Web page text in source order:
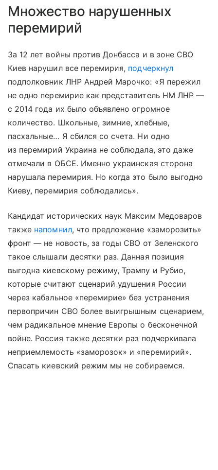
Множество нарушенных
перемирий
За 12 лет войны против Донбасса и в зоне СВО
Киев нарушил все перемирия, подчеркнул
подполковник ЛНР Андрей Марочко: «Я пережил
не одно перемирие как представитель НМ ЛНР —
с 2014 года их было объявлено огромное
количество. Школьные, зимние, хлебные,
пасхальные… Я сбился со счета. Ни одно
из перемирий Украина не соблюдала, это даже
отмечали в ОБСЕ. Именно украинская сторона
нарушала перемирия. Но когда это было выгодно
Киеву, перемирия соблюдались».
Кандидат исторических наук Максим Медоваров
также напомнил, что предложение «заморозить»
фронт — не новость, за годы СВО от Зеленского
такое слышали десятки раз. Данная позиция
выгодна киевскому режиму, Трампу и Рубио,
которые считают сценарий удушения России
через кабальное «перемирие» без устранения
первопричин СВО более выигрышным сценарием,
чем радикальное мнение Европы о бесконечной
войне. Россия также десятки раз подчеркивала
неприемлемость «заморозок» и «перемирий».
Спасать киевский режим мы не собираемся.